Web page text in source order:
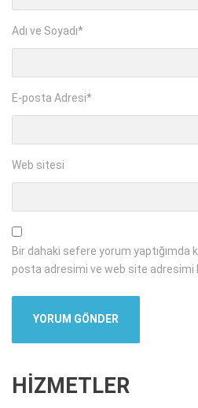
Adı ve Soyadı*
E-posta Adresi*
Web sitesi
Bir dahaki sefere yorum yaptığımda
posta adresimi ve web site adresimi
HİZMETLER